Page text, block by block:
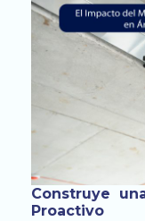
Construye
Proactivo